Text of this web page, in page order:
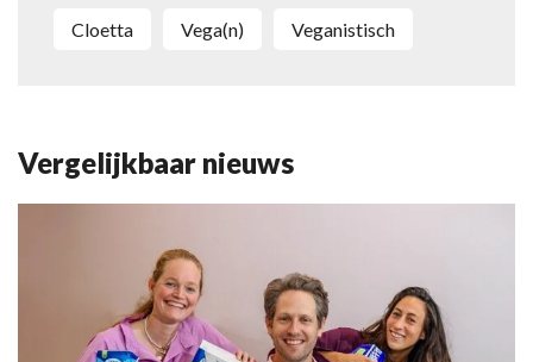
Cloetta vega(n) Veganistisch
Vergelijkbaar nieuws